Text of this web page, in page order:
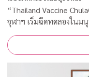
“Thailand Vaccine
จุฬาฯ เริ่มฉีดทดลองในม